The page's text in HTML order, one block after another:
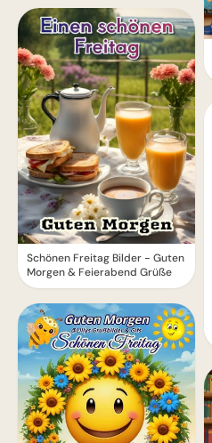
Schönen Freitag Bilder - Guten
Morgen & Feierabend Grüße